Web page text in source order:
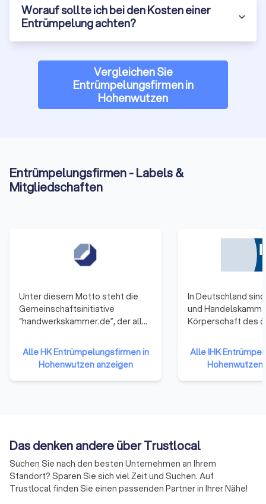
Worauf sollte ich bei den Kosten einer
Entrümpelung achten?
Vergleichen Sie
Entrümpelungsfirmen in
Hohenwutzen
Entrümpelungsfirmen - Labels &
Mitgliedschaften
Unter diesem Motto steht die
Gemeinschaftsinitiative
“handwerkskammer.de”, der alle
angehören. Sie repräsentieren
damit das gesamte Handwerk in
der Bundesrepublik Deutschland.
Die Mitglieder haben sich darauf
der Handwerkskammern
effizienter und effektiver
werden.
Alle HK Entrümpelungsfirmen in
Hohenwutzen anzeigen
In Deutschland
und
Körperschaft des
Unternehmen
Unternehmen mit
reiner
an.
Alle IHK
Hohenwutzen
Das denken andere über Trustlocal
Suchen Sie nach den besten Unternehmen an Ihrem
Standort? Sparen Sie sich viel Zeit und Suchen. Auf
Trustlocal finden Sie einen passenden Partner in Ihrer Nähe!